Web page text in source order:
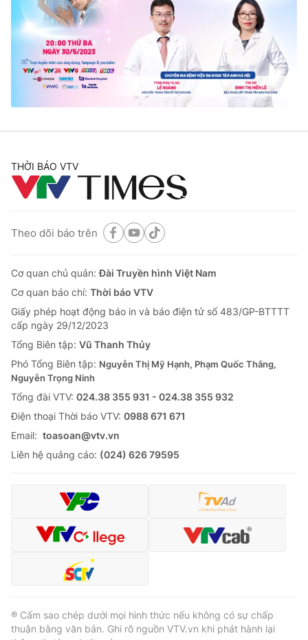
Thế giới
Tin tức
Thế giới đó đây
Kinh tế
Tài chính
Thị trường
Góc doanh nghiệp
Dữ liệu và đời sống
Truyền hình
Phim VTV
Hậu trường
Giải sao mai
Giải trí
Điện ảnh
Âm nhạc
Du lịch
Làm đẹp
Chất lượng cuộc sống
Tuyển sinh
Học trực tuyến
Công nghệ
Hitech Công nghệ tương lai
Sản phẩm
Thị trường
Tư vấn
Giao lưu trực tuyến
Lịch phát sóng
Chuyên mục khác
Emagazine Podcast
Video Shorts video
VTV Money
VTV Sức khoẻ Bất động sản
THỜI BÁO VTV
Theo dõi báo trên
Cơ quan chủ quản:Đài Truyền hình Việt Nam
Cơ quan báo chí: Thời báo VTV
Giấy phép hoạt động báo in và báo điện tử số 483/GP-BTTTT
cấp ngày 29/12/2023
Tổng Biên tập: Vũ Thanh Thủy
Phó Tổng Biên tập: Nguyễn Thị Mỹ Hạnh, Phạm Quốc Thắng,
Nguyễn Trọng Ninh
Tổng đài VTV: 024.38 355 931 - 024.38 355 932
Ðiện thoại Thời báo VTV: 0988 671 671
Email: toasoan@vtv.vn
Liên hệ quảng cáo: (024) 626 79595
® Cấm sao chép dưới mọi hình thức nếu không có sự chấp
thuận bằng văn bản. Ghi rõ nguồn VTV.vn khi phát hành lại